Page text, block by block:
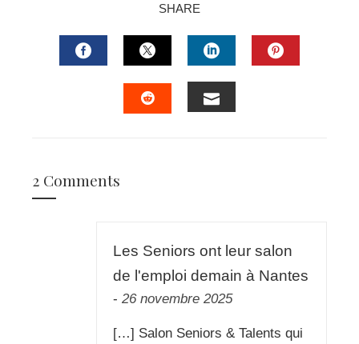
SHARE
FACEBOOKTWITTERLINKEDIN
2 Comments
Les Seniors ont leur salon
de l'emploi demain à Nantes
- 26 novembre 2025
[…] Salon Seniors & Talents qui